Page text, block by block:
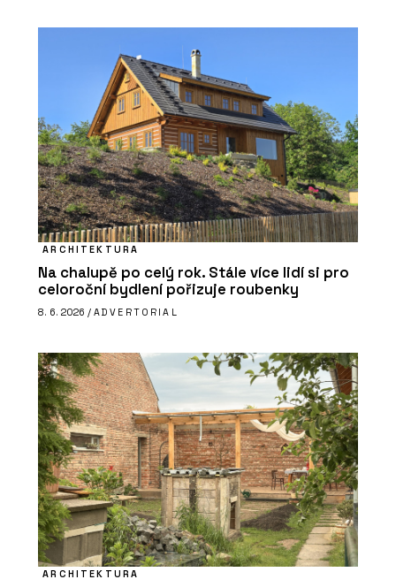
ARCHITEKTURA
Na chalupě po celý rok. Stále více lidí si pro
celoroční bydlení pořizuje roubenky
8. 6. 2026 / ADVERTORIAL
ARCHITEKTURA